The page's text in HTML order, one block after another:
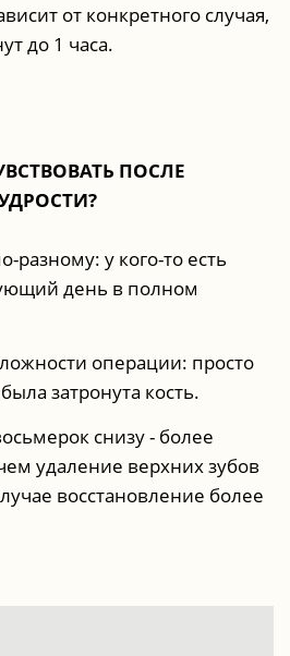
от конкретного случая,
до 1 часа.
ПОСЛЕ
разному: у кого-то есть
день в полном
операции: просто
затронута кость.
снизу - более
удаление верхних зубов
восстановление более